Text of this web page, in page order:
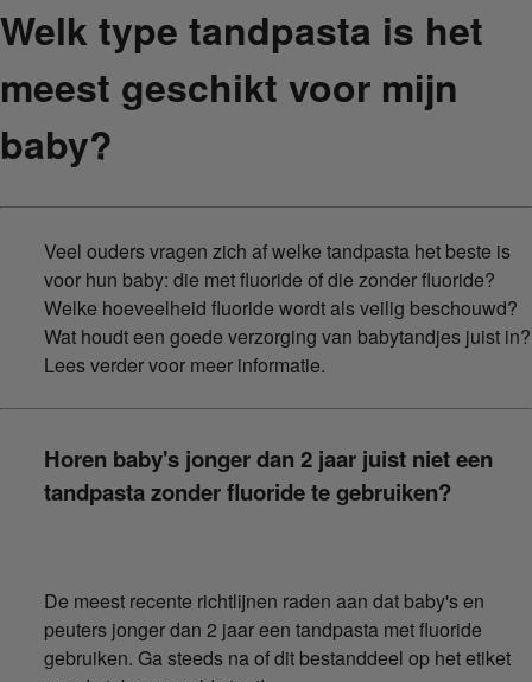
Welk type tandpasta is het
meest geschikt voor mijn
baby?
Veel ouders vragen zich af welke tandpasta het beste is
voor hun baby: die met fluoride of die zonder fluoride?
Welke hoeveelheid fluoride wordt als veilig beschouwd?
Wat houdt een goede verzorging van babytandjes juist in?
Lees verder voor meer informatie.
Horen baby's jonger dan 2 jaar juist niet een
tandpasta zonder fluoride te gebruiken?
De meest recente richtlijnen raden aan dat baby's en
peuters jonger dan 2 jaar een tandpasta met fluoride
gebruiken. Ga steeds na of dit bestanddeel op het etiket